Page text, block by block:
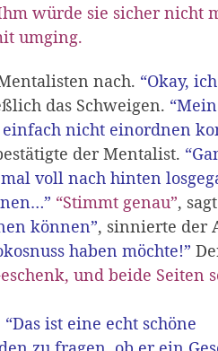
würde sie sicher nicht
umging.
nach. “Okay, ich
das Schweigen. “Mein
einfach nicht einordnen
der Mentalist.
voll nach hinten
“Stimmt genau”,
können”, sinnierte der
haben möchte!”
und beide Seiten
“Das ist eine echt schöne